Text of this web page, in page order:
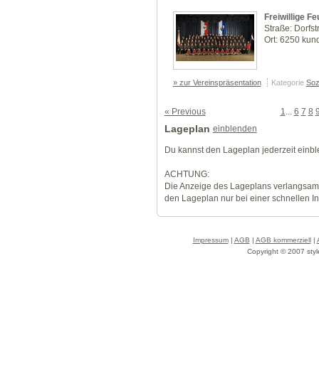
Freiwillige
Straße:
Ort: 6250
» zur Vereinspräsentation Kategorie
« Previous 1 6 7 8
Lageplan einblenden
Du kannst den Lageplan jederzeit
ACHTUNG:
Die Anzeige des Lageplans
den Lageplan nur bei einer schnellen
Impressum| AGB | AGB kommerziell|
Copyright © 2007